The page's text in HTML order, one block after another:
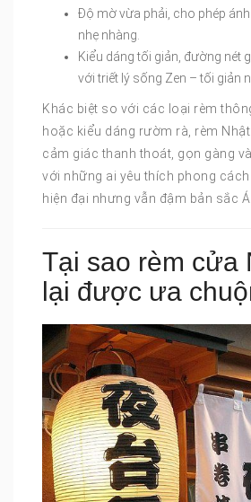
Độ mờ vừa phải, cho phép
nhẹ nhàng.
Kiểu dáng tối giản, đường nét
với triết lý sống Zen – tối giản
Khác biệt so với các loại rèm
hoặc kiểu dáng rườm rà, rèm
cảm giác thanh thoát, gọn gàng
với những ai yêu thích phong cách
hiện đại nhưng vẫn đậm bản sắc Á
Tại sao rèm cửa
lại được ưa